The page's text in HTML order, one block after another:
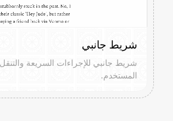
شريط جانبي
شريط جانبي للإجراءات السريعة
المستخدم.